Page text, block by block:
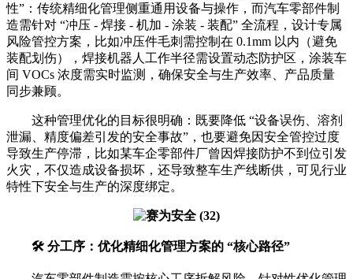
性”：传统精细化管理侧重通用设备与操作，而汽车零部件制
造需针对 “冲压 - 焊接 - 机加 - 涂装 - 装配” 全流程，设计专属
风险管控方案，比如冲压件毛刺需控制在 0.1mm 以内（避免
装配划伤），焊接机器人工作半径需设置动态防护区，涂装车
间 VOCs 浓度需实时监测，确保安全与生产效率、产品质量
同步兼顾。
这种管理优化的目标很明确：既要降低 “设备误伤、溶剂
泄漏、精度偏差引发的安全事故”，也要避免因安全管控过度
导致生产停滞，比如某车企零部件厂曾因焊接防护不到位引发
火灾，不仅造成设备损坏，还导致整车生产线断供，可见行业
特性下安全与生产的深度绑定。
🛠️ 分工序：优化精细化管理方案的 “核心路径”